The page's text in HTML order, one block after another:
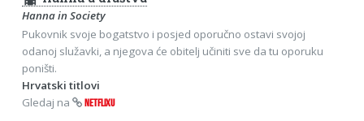
Hanna in Society
Pukovnik svoje bogatstvo i posjed oporučno ostavi svojoj
odanoj služavki, a njegova će obitelj učiniti sve da tu oporuku
poništi.
Hrvatski titlovi
Gledaj na
NETFLIXU